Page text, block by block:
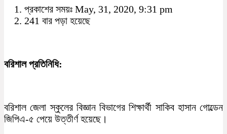
প্রকাশের সময়ঃ May, 31, 2020, 9:31 pm
241 বার পড়া হয়েছে
বরিশাল প্রতিনিধি:
বরিশাল জেলা স্কুলের বিজ্ঞান বিভাগের শিক্ষার্থী সাকিব হাসান গোল্ডেন
জিপিএ-৫ পেয়ে উত্তীর্ণ হয়েছে।